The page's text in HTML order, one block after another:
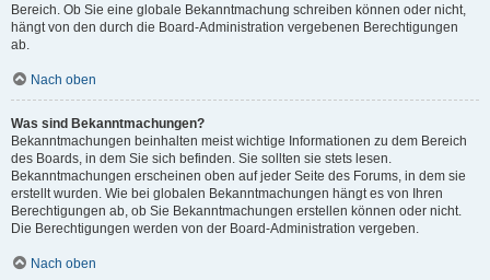
Bereich. Ob Sie eine globale Bekanntmachung schreiben können oder nicht,
hängt von den durch die Board-Administration vergebenen Berechtigungen
ab.
Nach oben
Was sind Bekanntmachungen?
Bekanntmachungen beinhalten meist wichtige Informationen zu dem Bereich
des Boards, in dem Sie sich befinden. Sie sollten sie stets lesen.
Bekanntmachungen erscheinen oben auf jeder Seite des Forums, in dem sie
erstellt wurden. Wie bei globalen Bekanntmachungen hängt es von Ihren
Berechtigungen ab, ob Sie Bekanntmachungen erstellen können oder nicht.
Die Berechtigungen werden von der Board-Administration vergeben.
Nach oben